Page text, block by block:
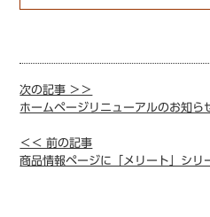
次の記事 ＞＞
ホームページリニューアルのお知ら
＜＜ 前の記事
商品情報ページに「メリート」シリ